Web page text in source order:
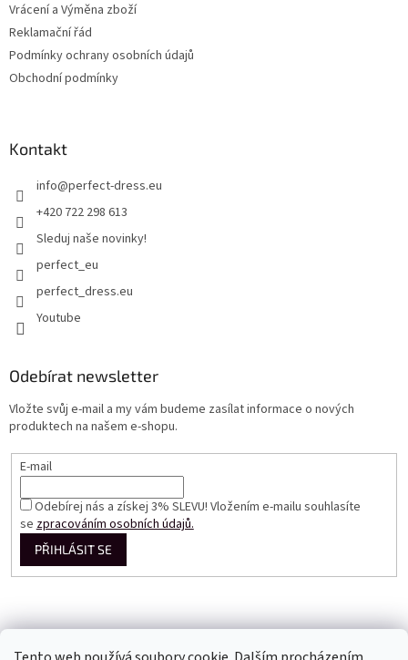
Vrácení a Výměna zboží
Reklamační řád
Podmínky ochrany osobních údajů
Obchodní podmínky
Kontakt
info@perfect-dress.eu
+420 722 298 613
Sleduj naše novinky!
perfect_eu
perfect_dress.eu
Youtube
Odebírat newsletter
Vložte svůj e-mail a my vám budeme zasílat informace o nových
produktech na našem e-shopu.
E-mail
Odebírej nás a získej 3% SLEVU! Vložením e-mailu souhlasíte
sezpracováním osobních údajů.
PŘIHLÁSIT SE